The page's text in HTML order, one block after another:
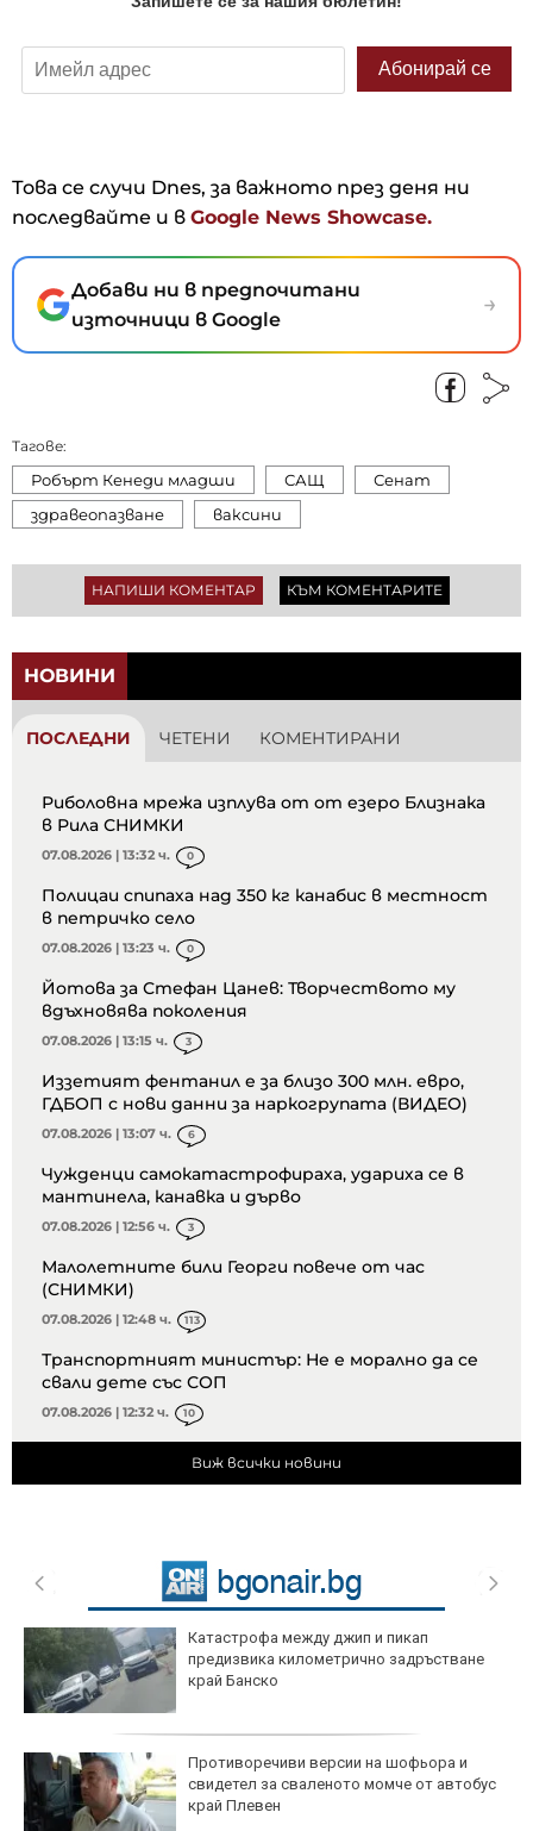
Това се случи Dnes, за важното през деня ни
последвайте и в Google News Showcase.
Добави ни в предпочитани
източници в Google
→
Тагове:
Робърт Кенеди младши САЩ
Сенат
здравеопазване
ваксини
НАПИШИ КОМЕНТАР КЪМ КОМЕНТАРИТЕ
НОВИНИ
ПОСЛЕДНИ ЧЕТЕНИ КОМЕНТИРАНИ
Риболовна мрежа изплува от от езеро Близнака
в Рила СНИМКИ
07.08.2026 | 13:32 ч. 0
Полицаи спипаха над 350 кг канабис в местност
в петричко село
07.08.2026 | 13:23 ч. 0
Йотова за Стефан Цанев: Творчеството му
вдъхновява поколения
07.08.2026 | 13:15 ч. 3
Иззетият фентанил е за близо 300 млн. евро,
ГДБОП с нови данни за наркогрупата (ВИДЕО)
07.08.2026 | 13:07 ч. 6
Чужденци самокатастрофираха, удариха се в
мантинела, канавка и дърво
07.08.2026 | 12:56 ч. 3
Малолетните били Георги повече от час
(СНИМКИ)
07.08.2026 | 12:48 ч. 113
Транспортният министър: Не е морално да се
свали дете със СОП
07.08.2026 | 12:32 ч. 10
Виж всички новини
Катастрофа между джип и пикап
предизвика километрично задръстване
край Банско
Противоречиви версии на шофьора и
свидетел за сваленото момче от автобус
край Плевен